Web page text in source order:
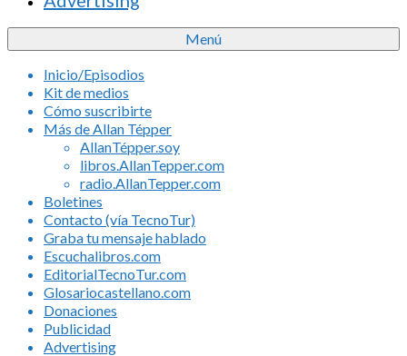
Menú
Inicio/Episodios
Kit de medios
Cómo suscribirte
Más de Allan Tépper
AllanTépper.soy
libros.AllanTepper.com
radio.AllanTepper.com
Boletines
Contacto (vía TecnoTur)
Graba tu mensaje hablado
Escuchalibros.com
EditorialTecnoTur.com
Glosariocastellano.com
Donaciones
Publicidad
Advertising